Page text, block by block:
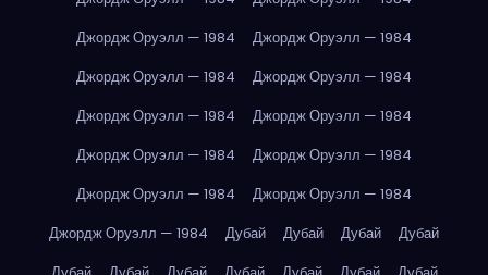
Джордж Оруэлл — 1984
Джордж Оруэлл — 1984
Джордж Оруэлл — 1984
Джордж Оруэлл — 1984
Джордж Оруэлл — 1984
Джордж Оруэлл — 1984
Джордж Оруэлл — 1984
Джордж Оруэлл — 1984
Джордж Оруэлл — 1984
Джордж Оруэлл — 1984
Джордж Оруэлл — 1984
Дубай Дубай Дубай
Дубай